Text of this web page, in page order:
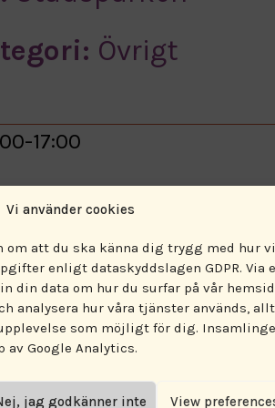
Vi använder cookies
om att du ska känna dig trygg med hur vi
enligt dataskyddslagen GDPR. Via
din data om hur du surfar på vår
analysera hur våra tjänster används, allt
som möjligt för dig.
av Google Analytics.
jag godkänner inte View
Övrigt
17:00
på hjul!
i parken under
bland annat spela in
alla dagar under